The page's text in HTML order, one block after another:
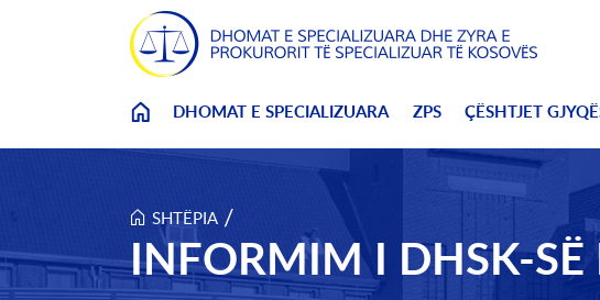
Skip to main content
DHOMAT E SPECIALIZUARA ZPS ÇËSHTJET
SHTËPIA /
INFORMIM I DHSK-